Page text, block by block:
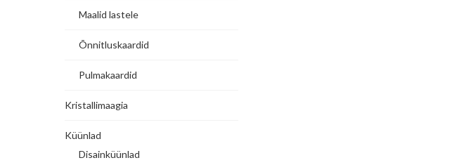
Maalid lastele
Õnnitluskaardid
Pulmakaardid
Kristallimaagia
Küünlad
Disainküünlad